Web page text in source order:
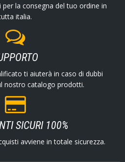
la consegna del tuo ordine in
italia.
ti aiuterà in caso di dubbi
nostro catalogo prodotti.
SICURI 100%
avviene in totale sicurezza.